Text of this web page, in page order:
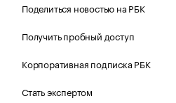
Поделиться новостью на РБК
Получить пробный доступ
Корпоративная подписка РБК
Стать экспертом